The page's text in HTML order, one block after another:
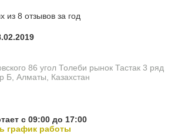
из 8 отзывов за год
86 угол Толеби рынок Тастак 3 ряд
Б, Алматы, Казахстан
с 09:00 до 17:00
график работы